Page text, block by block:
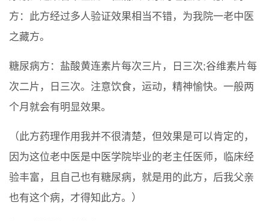
方：此方经过多人验证效果相当不错，为我院一老中医
之藏方。
糖尿病方：盐酸黄连素片每次三片，日三次;谷维素片每
次二片，日三次。注意饮食，运动，精神愉快。一般两
个月就会有明显效果。
（此方药理作用我并不很清楚，但效果是可以肯定的，
因为这位老中医是中医学院毕业的老主任医师，临床经
验丰富，且自己也有糖尿病，就是用的此方，后我父亲
也有这个病，才得知此方。）